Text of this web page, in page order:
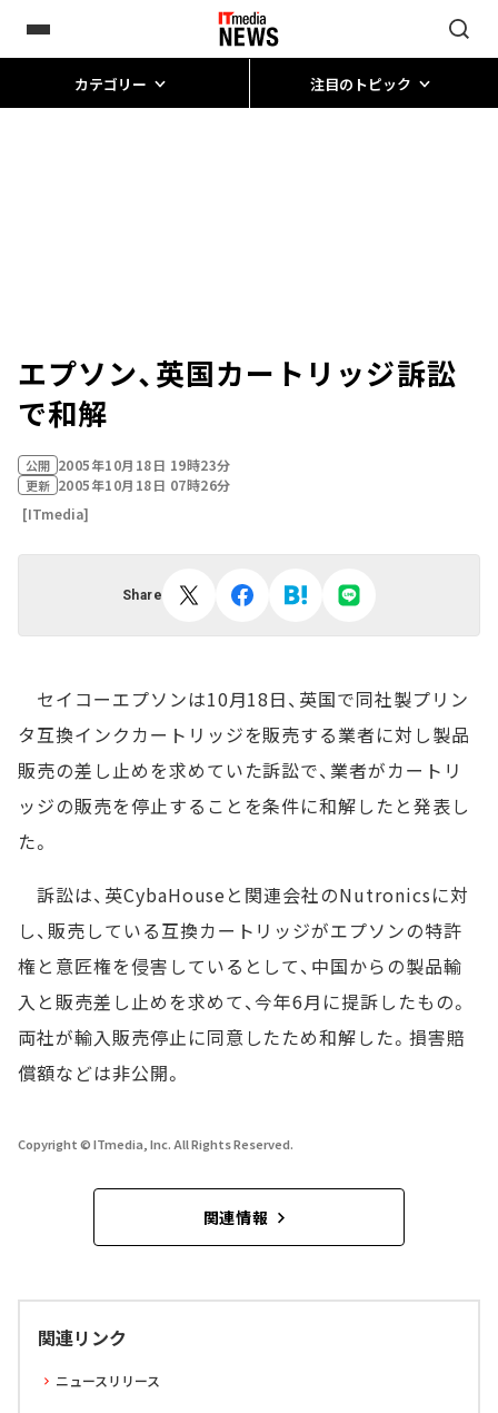
カテゴリー 注目のトピック
エプソン、英国カートリッジ訴訟
で和解
公開 2005年10月18日 19時23分
更新 2005年10月18日 07時26分
[ITmedia]
Share
セイコーエプソンは10月18日、英国で同社製プリン
タ互換インクカートリッジを販売する業者に対し製品
販売の差し止めを求めていた訴訟で、業者がカートリ
ッジの販売を停止することを条件に和解したと発表し
た。
訴訟は、英CybaHouseと関連会社のNutronicsに対
し、販売している互換カートリッジがエプソンの特許
権と意匠権を侵害しているとして、中国からの製品輸
入と販売差し止めを求めて、今年6月に提訴したもの。
両社が輸入販売停止に同意したため和解した。損害賠
償額などは非公開。
Copyright © ITmedia, Inc. All Rights Reserved.
関連情報
関連リンク
ニュースリリース